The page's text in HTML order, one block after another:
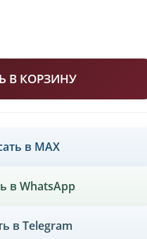
В КОРЗИНУ
в MAX
в WhatsApp
в Telegram